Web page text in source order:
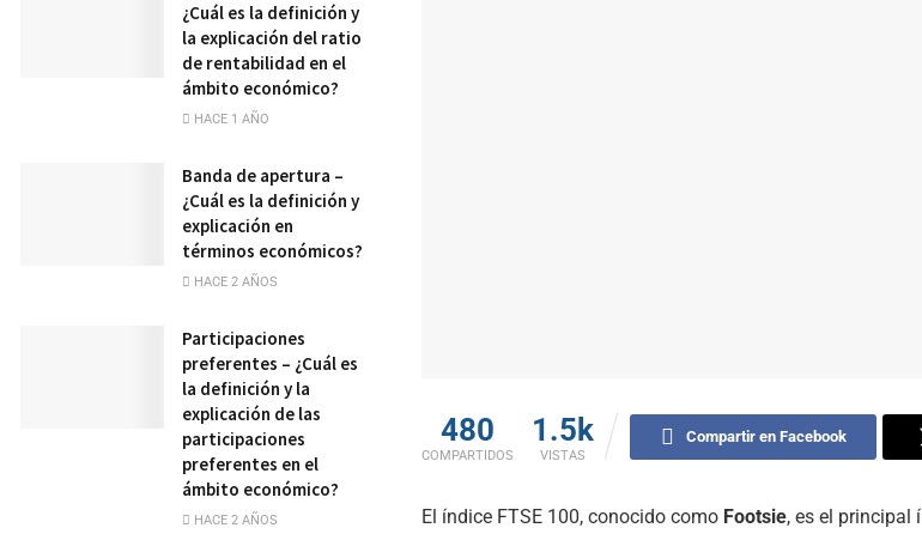
480
COMPARTIDOS
1.5k
VISTAS
Compartir en Facebook
El índice FTSE 100, conocido como Footsie, es el principal
¿Cuál es la definición y
la explicación del ratio
de rentabilidad en el
ámbito económico?
HACE 1 AÑO
Banda de apertura –
¿Cuál es la definición y
explicación en
términos económicos?
HACE 2 AÑOS
Participaciones
preferentes – ¿Cuál es
la definición y la
explicación de las
participaciones
preferentes en el
ámbito económico?
HACE 2 AÑOS